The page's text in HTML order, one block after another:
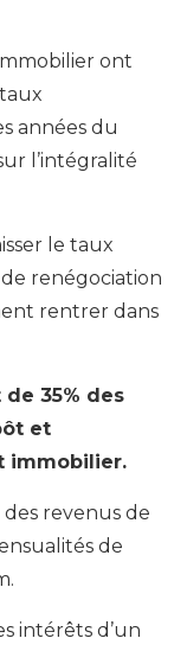
ont
années du
l’intégralité
le taux
renégociation
rentrer dans
35% des
et
immobilier.
revenus de
de
intérêts d’un